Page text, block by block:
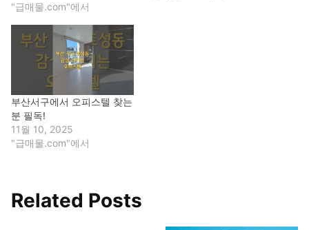
"급매물.com"에서
부산서구에서 오피스텔 찾는
분 필독!
11월 10, 2025
"급매물.com"에서
Related Posts